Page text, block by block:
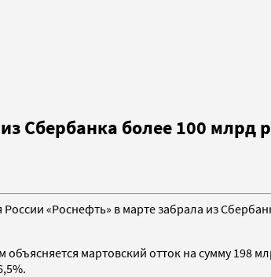
Сбербанка более 100 млрд
«Роснефть» в марте забрала из
мартовский отток на сумму 198